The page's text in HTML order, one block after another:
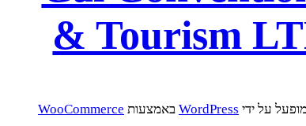
& Tourism
על ידי WordPress⁩ באמצעות ⁦ WooCommerce